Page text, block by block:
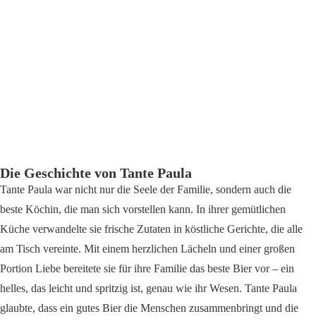
Die Geschichte von Tante Paula
Tante Paula war nicht nur die Seele der Familie, sondern auch die
beste Köchin, die man sich vorstellen kann. In ihrer gemütlichen
Küche verwandelte sie frische Zutaten in köstliche Gerichte, die alle
am Tisch vereinte. Mit einem herzlichen Lächeln und einer großen
Portion Liebe bereitete sie für ihre Familie das beste Bier vor – ein
helles, das leicht und spritzig ist, genau wie ihr Wesen. Tante Paula
glaubte, dass ein gutes Bier die Menschen zusammenbringt und die